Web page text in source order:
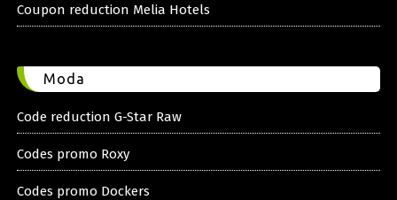
Coupon reduction Melia Hotels
Moda
Code reduction G-Star Raw
Codes promo Roxy
Codes promo Dockers